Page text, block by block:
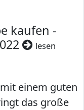
kaufen -
lesen
einem guten
das große